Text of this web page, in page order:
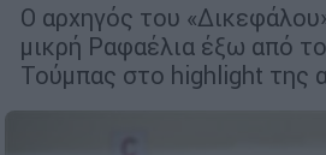
Ο αρχηγός του
μικρή Ραφαέλια έξω από
Τούμπας στο highlight της